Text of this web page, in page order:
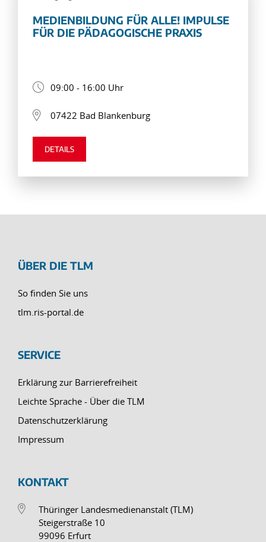
MEDIENBILDUNG FÜR ALLE! IMPULSE
FÜR DIE PÄDAGOGISCHE PRAXIS
09:00 - 16:00 Uhr
07422 Bad Blankenburg
DETAILS
ÜBER DIE TLM
So finden Sie uns
tlm.ris-portal.de
SERVICE
Erklärung zur Barrierefreiheit
Leichte Sprache - Über die TLM
Datenschutzerklärung
Impressum
KONTAKT
Thüringer Landesmedienanstalt (TLM)
Steigerstraße 10
99096 Erfurt